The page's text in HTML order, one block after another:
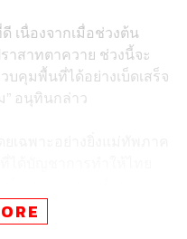
เนื่องจากเมื่อช่วงต้น
าสาทตาควาย ช่วงนี้จะ
บคุมพื้นที่ได้อย่างเบ็ดเสร็จ
อนุทินกล่าว
กจากที่เราจะรบเพื่อ
อข่ายสแกมเมอร์ที่เป็นภัย